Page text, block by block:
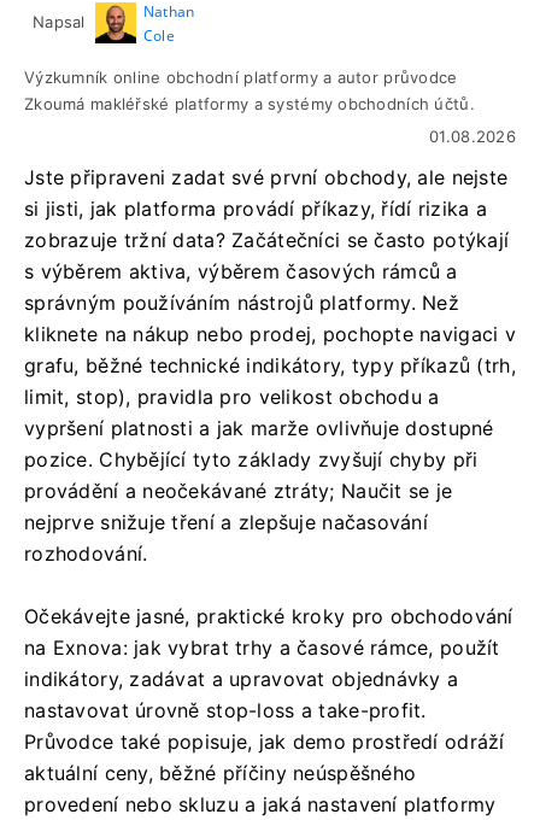
Napsal
Nathan
Cole
Výzkumník online obchodní platformy a autor průvodce
Zkoumá makléřské platformy a systémy obchodních účtů.
01.08.2026
Jste připraveni zadat své první obchody, ale nejste
si jisti, jak platforma provádí příkazy, řídí rizika a
zobrazuje tržní data? Začátečníci se často potýkají
s výběrem aktiva, výběrem časových rámců a
správným používáním nástrojů platformy. Než
kliknete na nákup nebo prodej, pochopte navigaci v
grafu, běžné technické indikátory, typy příkazů (trh,
limit, stop), pravidla pro velikost obchodu a
vypršení platnosti a jak marže ovlivňuje dostupné
pozice. Chybějící tyto základy zvyšují chyby při
provádění a neočekávané ztráty; Naučit se je
nejprve snižuje tření a zlepšuje načasování
rozhodování.
Očekávejte jasné, praktické kroky pro obchodování
na Exnova: jak vybrat trhy a časové rámce, použít
indikátory, zadávat a upravovat objednávky a
nastavovat úrovně stop-loss a take-profit.
Průvodce také popisuje, jak demo prostředí odráží
aktuální ceny, běžné příčiny neúspěšného
provedení nebo skluzu a jaká nastavení platformy